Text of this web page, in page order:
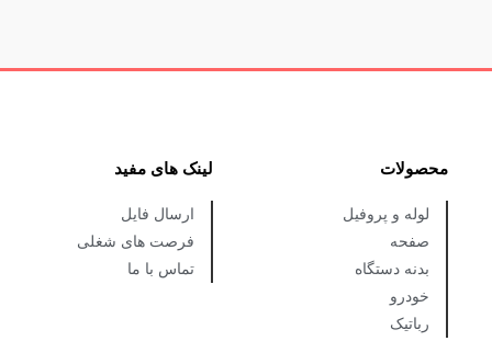
محصولات
لوله و پروفیل
صفحه
بدنه دستگاه
خودرو
رباتیک
لینک های مفید
ارسال فایل
فرصت های شغلی
تماس با ما